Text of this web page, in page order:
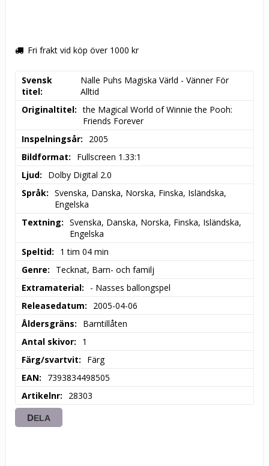
Fri frakt vid köp över 1000 kr
Svensk
titel
Nalle Puhs Magiska Värld - Vänner För
Alltid
Originaltitel
the Magical World of Winnie the Pooh:
Friends Forever
Inspelningsår
2005
Bildformat
Fullscreen 1.33:1
Ljud
Dolby Digital 2.0
Språk
Svenska, Danska, Norska, Finska, Isländska,
Engelska
Textning
Svenska, Danska, Norska, Finska, Isländska,
Engelska
Speltid
1 tim 04 min
Genre
Tecknat, Barn- och familj
Extramaterial
- Nasses ballongspel
Releasedatum
2005-04-06
Åldersgräns
Barntillåten
Antal skivor
1
Färg/svartvit
Färg
EAN
7393834498505
Artikelnr
28303
DELA